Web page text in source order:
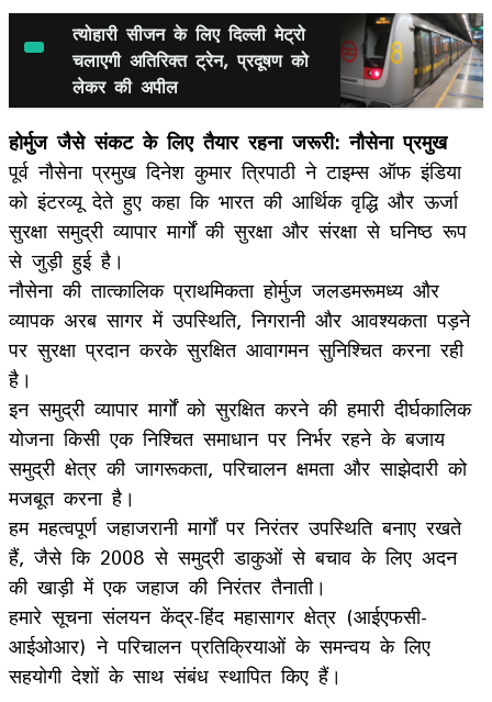
त्योहारी सीजन के लिए दिल्ली मेट्रो
चलाएगी अतिरिक्त ट्रेन, प्रदूषण को
लेकर की अपील
होर्मुज जैसे संकट के लिए तैयार रहना जरूरी: नौसेना प्रमुख
पूर्व नौसेना प्रमुख दिनेश कुमार त्रिपाठी ने टाइम्स ऑफ इंडिया
को इंटरव्यू देते हुए कहा कि भारत की आर्थिक वृद्धि और ऊर्जा
सुरक्षा समुद्री व्यापार मार्गों की सुरक्षा और संरक्षा से घनिष्ठ रूप
से जुड़ी हुई है।
नौसेना की तात्कालिक प्राथमिकता होर्मुज जलडमरूमध्य और
व्यापक अरब सागर में उपस्थिति, निगरानी और आवश्यकता पड़ने
पर सुरक्षा प्रदान करके सुरक्षित आवागमन सुनिश्चित करना रही
है।
इन समुद्री व्यापार मार्गों को सुरक्षित करने की हमारी दीर्घकालिक
योजना किसी एक निश्चित समाधान पर निर्भर रहने के बजाय
समुद्री क्षेत्र की जागरूकता, परिचालन क्षमता और साझेदारी को
मजबूत करना है।
हम महत्वपूर्ण जहाजरानी मार्गों पर निरंतर उपस्थिति बनाए रखते
हैं, जैसे कि 2008 से समुद्री डाकुओं से बचाव के लिए अदन
की खाड़ी में एक जहाज की निरंतर तैनाती।
हमारे सूचना संलयन केंद्र-हिंद महासागर क्षेत्र (आईएफसी-
आईओआर) ने परिचालन प्रतिक्रियाओं के समन्वय के लिए
सहयोगी देशों के साथ संबंध स्थापित किए हैं।